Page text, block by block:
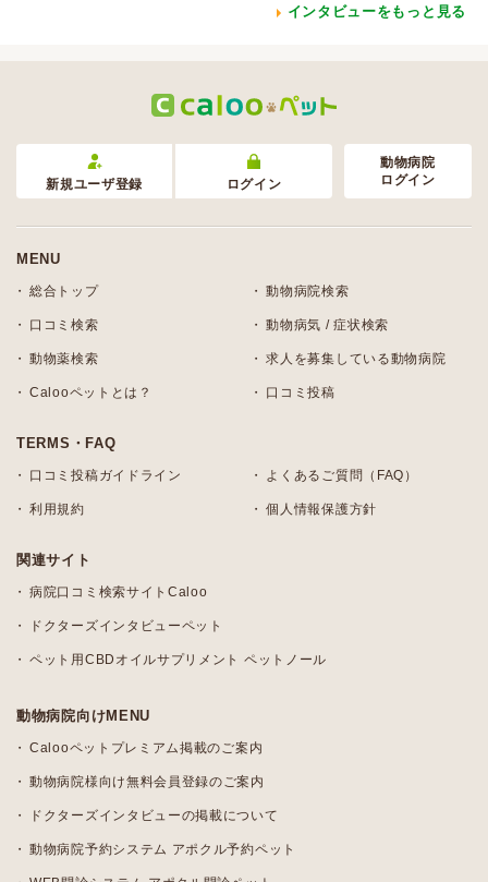
インタビューをもっと見る
新規ユーザ登録 ログイン
動物病院
ログイン
MENU
総合トップ 動物病院検索
口コミ検索 動物病気 / 症状検索
動物薬検索 求人を募集している動物病院
Calooペットとは？ 口コミ投稿
TERMS・FAQ
口コミ投稿ガイドライン よくあるご質問（FAQ）
利用規約 個人情報保護方針
関連サイト
病院口コミ検索サイトCaloo
ドクターズインタビューペット
ペット用CBDオイルサプリメント ペットノール
動物病院向けMENU
Calooペットプレミアム掲載のご案内
動物病院様向け無料会員登録のご案内
ドクターズインタビューの掲載について
動物病院予約システム アポクル予約ペット